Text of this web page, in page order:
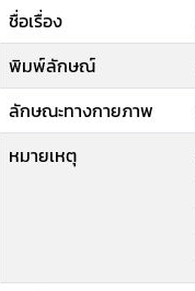
ชื่อเรื่อง
พิมพ์ลักษณ์
ลักษณะทางกายภาพ
หมายเหตุ